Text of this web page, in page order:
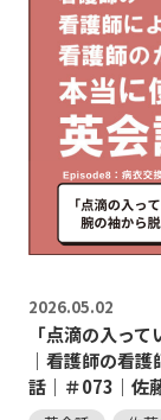
2026.05.02
「点滴の入っ
｜看護師の看
話｜＃073｜佐